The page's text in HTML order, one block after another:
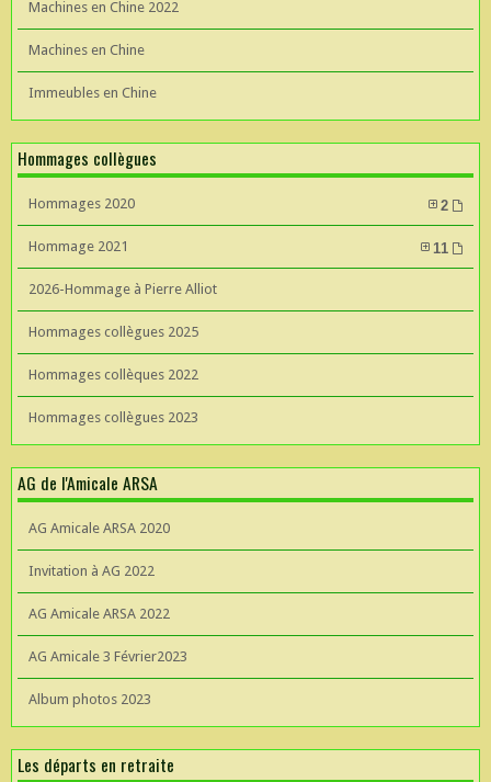
Machines en Chine 2022
Machines en Chine
Immeubles en Chine
Hommages collègues
Hommages 2020 2
Hommage 2021 11
2026-Hommage à Pierre Alliot
Hommages collègues 2025
Hommages collèques 2022
Hommages collègues 2023
AG de l'Amicale ARSA
AG Amicale ARSA 2020
Invitation à AG 2022
AG Amicale ARSA 2022
AG Amicale 3 Février2023
Album photos 2023
Les départs en retraite